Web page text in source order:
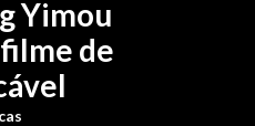
Yimou
de